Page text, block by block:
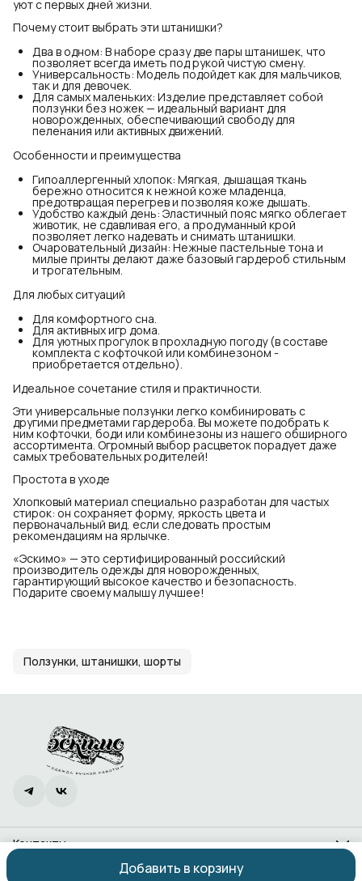
Добавить в корзину
уют с первых дней жизни.
Почему стоит выбрать эти штанишки?
Два в одном: В наборе сразу две пары штанишек, что
позволяет всегда иметь под рукой чистую смену.
Универсальность: Модель подойдет как для мальчиков,
так и для девочек.
Для самых маленьких: Изделие представляет собой
ползунки без ножек — идеальный вариант для
новорожденных, обеспечивающий свободу для
пеленания или активных движений.
Особенности и преимущества
Гипоаллергенный хлопок: Мягкая, дышащая ткань
бережно относится к нежной коже младенца,
предотвращая перегрев и позволяя коже дышать.
Удобство каждый день: Эластичный пояс мягко облегает
животик, не сдавливая его, а продуманный крой
позволяет легко надевать и снимать штанишки.
Очаровательный дизайн: Нежные пастельные тона и
милые принты делают даже базовый гардероб стильным
и трогательным.
Для любых ситуаций
Для комфортного сна.
Для активных игр дома.
Для уютных прогулок в прохладную погоду (в составе
комплекта с кофточкой или комбинезоном -
приобретается отдельно).
Идеальное сочетание стиля и практичности.
Эти универсальные ползунки легко комбинировать с
другими предметами гардероба. Вы можете подобрать к
ним кофточки, боди или комбинезоны из нашего обширного
ассортимента. Огромный выбор расцветок порадует даже
самых требовательных родителей!
Простота в уходе
Хлопковый материал специально разработан для частых
стирок: он сохраняет форму, яркость цвета и
первоначальный вид, если следовать простым
рекомендациям на ярлычке.
«Эскимо» — это сертифицированный российский
производитель одежды для новорожденных,
гарантирующий высокое качество и безопасность.
Подарите своему малышу лучшее!
Ползунки, штанишки, шорты
Контакты
Ростов-на-Дону, проспект 40-летия Победы, 338